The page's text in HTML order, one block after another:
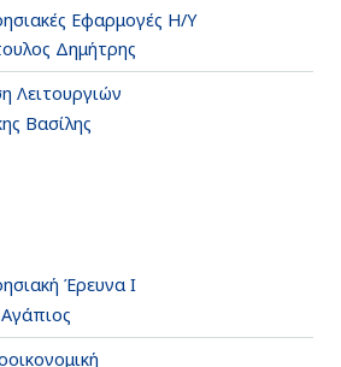
Εφαρμογές Η/Υ
Δημήτρης
Λειτουργιών
Βασίλης
Έρευνα Ι